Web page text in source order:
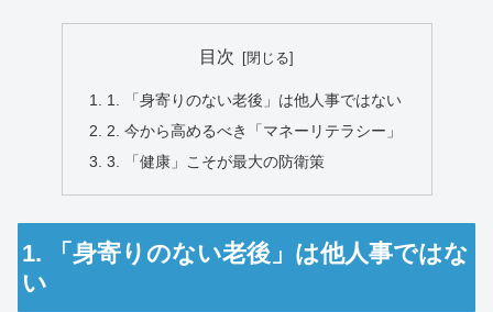
目次
1. 「身寄りのない老後」は他人事ではない
2. 今から高めるべき「マネーリテラシー」
3. 「健康」こそが最大の防衛策
1. 「身寄りのない老後」は他人事ではな
い